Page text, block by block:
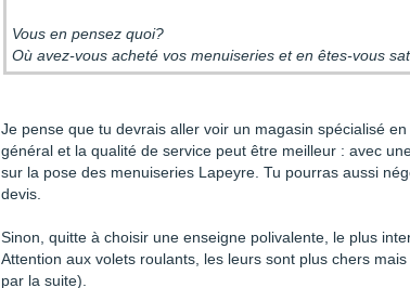
Vous en pensez quoi?
Où avez-vous acheté vos menuiseries et en êtes-vous
Je pense que tu devrais aller voir un magasin spécialisé
général et la qualité de service peut être meilleur : avec
sur la pose des menuiseries Lapeyre. Tu pourras aussi
devis.
Sinon, quitte à choisir une enseigne polivalente, le plus
Attention aux volets roulants, les leurs sont plus chers
par la suite).